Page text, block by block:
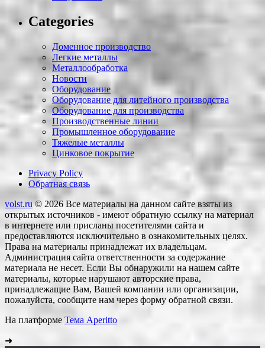
Categories
Доменное производство
Легкие металлы
Металлообработка
Новости
Оборудование
Оборудование для литейного производства
Оборудование для производства
Производственные линии
Промышленное оборудование
Тяжелые металлы
Цинковое покрытие
Privacy Policy
Обратная связь
volst.ru© 2026 Все материалы на данном сайте взяты из
открытых источников - имеют обратную ссылку на материал
в интернете или присланы посетителями сайта и
предоставляются исключительно в ознакомительных целях.
Права на материалы принадлежат их владельцам.
Администрация сайта ответственности за содержание
материала не несет. Если Вы обнаружили на нашем сайте
материалы, которые нарушают авторские права,
принадлежащие Вам, Вашей компании или организации,
пожалуйста, сообщите нам через форму обратной связи.
На платформе Тема Aperitto
➜